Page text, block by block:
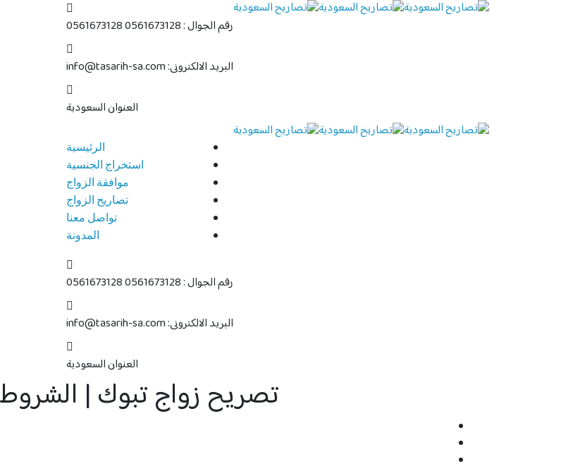
رقم الجوال : 0561673128 0561673128
البريد الالكترونى:info@tasarih-sa.com
العنوانالسعودية
الرئيسية
استخراج الجنسية
موافقة الزواج
تصاريح الزواج
تواصل معنا
المدونة
رقم الجوال : 0561673128 0561673128
البريد الالكترونى:info@tasarih-sa.com
العنوانالسعودية
تصريح زواج تبوك |